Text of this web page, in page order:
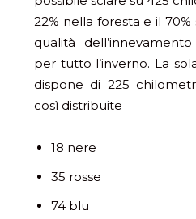
22% nella foresta e il
qualità
per tutto l’inverno. La
dispone di 225
così distribuite
18 nere
35 rosse
74 blu